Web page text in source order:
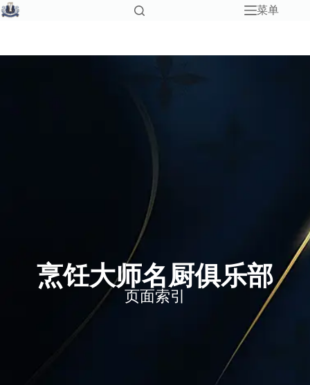
菜单
烹饪大师名厨俱乐部
页面索引